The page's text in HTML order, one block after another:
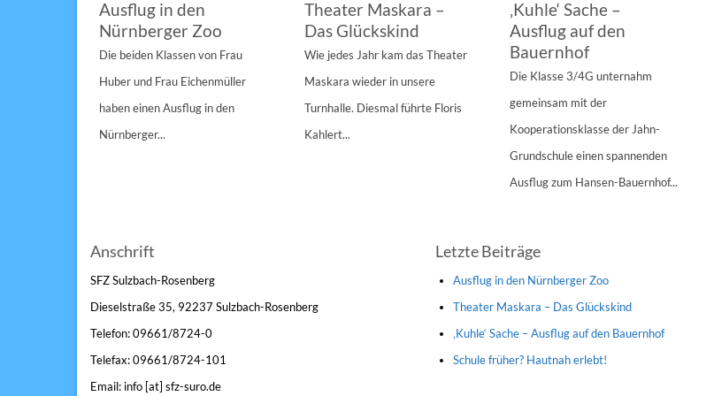
Ausflug in den
Nürnberger Zoo
Die beiden Klassen von Frau
Huber und Frau Eichenmüller
haben einen Ausflug in den
Nürnberger...
Theater Maskara –
Das Glückskind
Wie jedes Jahr kam das Theater
Maskara wieder in unsere
Turnhalle. Diesmal führte Floris
Kahlert...
‚Kuhle‘ Sache –
Ausflug auf den
Bauernhof
Die Klasse 3/4G unternahm
gemeinsam mit der
Kooperationsklasse der Jahn-
Grundschule einen spannenden
Ausflug zum Hansen-Bauernhof...
Anschrift
SFZ Sulzbach-Rosenberg
Dieselstraße 35, 92237 Sulzbach-Rosenberg
Telefon: 09661/8724-0
Telefax: 09661/8724-101
Email: info [at] sfz-suro.de
Letzte Beiträge
Ausflug in den Nürnberger Zoo
Theater Maskara – Das Glückskind
‚Kuhle‘ Sache – Ausflug auf den Bauernhof
Schule früher? Hautnah erlebt!